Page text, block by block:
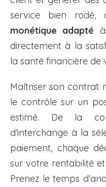
service bien rodé,
monétique adapté
directement à la
la santé financière de
Maîtriser son contrat
le contrôle sur un
estimé. De la
d’interchange à la
paiement, chaque
sur votre rentabilité
Prenez le temps